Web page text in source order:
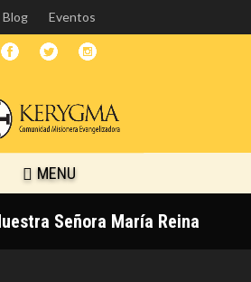
Skip
to
main
Blog Eventos
MENU
Señora María Reina